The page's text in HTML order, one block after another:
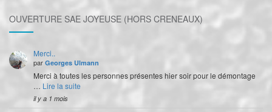
OUVERTURE SAE JOYEUSE (HORS CRENEAUX)
Merci..
par Georges Ulmann
Merci à toutes les personnes présentes hier soir pour le démontage
… Lire la suite
il y a 1 mois